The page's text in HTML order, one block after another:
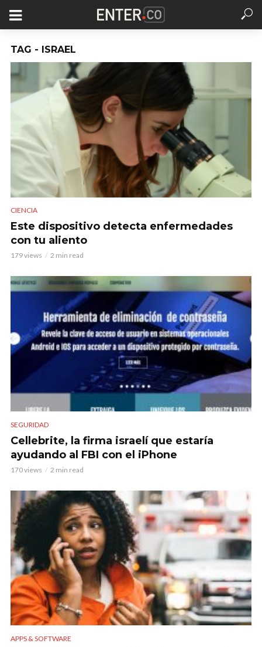
TAG - ISRAEL
CIENCIA
Este dispositivo detecta enfermedades
con tu aliento
179 views 2 min read
SEGURIDAD
Cellebrite, la firma israelí que estaría
ayudando al FBI con el iPhone
170 views 2 min read
APPS & SOFTWARE